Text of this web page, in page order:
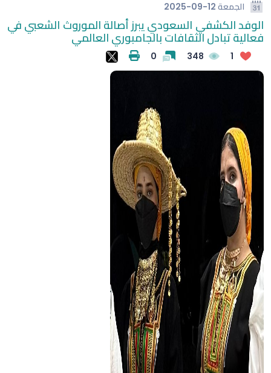
الجمعة 2025-09-12
الوفد الكشفي السعودي يبرز أصالة الموروث الشعبي في
فعالية تبادل الثقافات بالجامبوري العالمي
1
348
0